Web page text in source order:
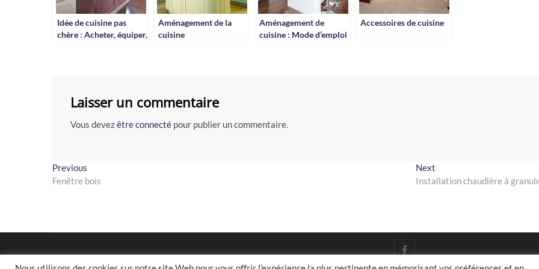
Idée de cuisine pas
chère : Acheter, équiper,
Aménagement de la
cuisine
Aménagement de
cuisine : Mode d’emploi
Accessoires de cuisine
Laisser un commentaire
Vous devezêtre connecté pour publier un commentaire.
Navigation
de
Previous
post:
Fenêtre bois
Next
post:
Installation chaudière à
facebook